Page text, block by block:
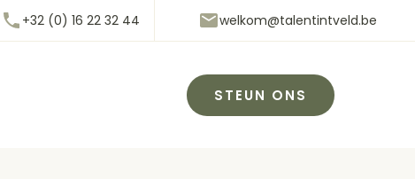
+32 (0) 16 22 32 44 welkom@talentintveld.be
STEUN ONS